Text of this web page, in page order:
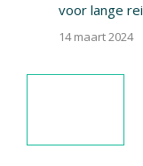
voor lange
14 maart 2024